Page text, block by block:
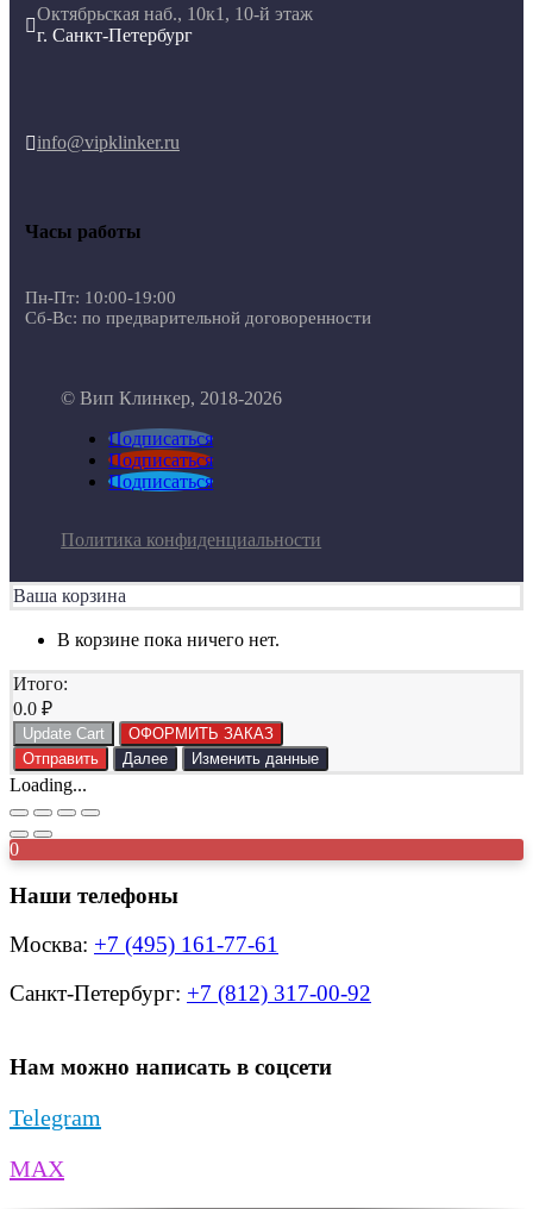

Октябрьская наб., 10к1, 10-й этаж
г. Санкт-Петербург
info@vipklinker.ru
Часы работы
Пн-Пт: 10:00-19:00
Сб-Вс: по предварительной договоренности
© Вип Клинкер, 2018-2026
Подписаться
Подписаться
Подписаться
Политика конфиденциальности
Ваша корзина
В корзине пока ничего нет.
Итого:
0.0 ₽
Update Cart
ОФОРМИТЬ ЗАКАЗ
Отправить
Далее Изменить данные
Loading...
0
Наши телефоны
Москва: +7 (495) 161-77-61
Санкт-Петербург: +7 (812) 317-00-92
Нам можно написать в соцсети
Telegram
MAX